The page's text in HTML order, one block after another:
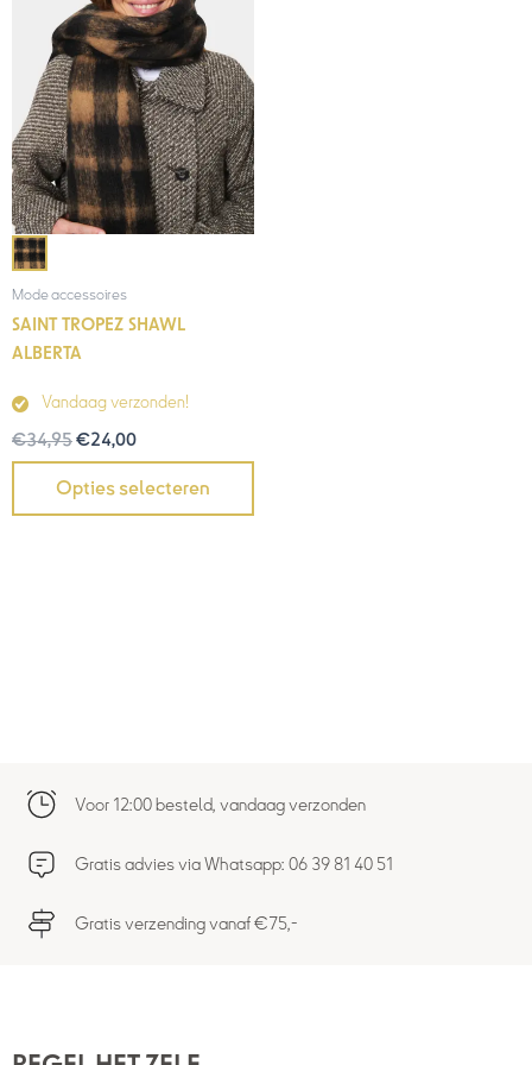
Mode accessoires
SAINT TROPEZ SHAWL
ALBERTA
Vandaag verzonden!
€34,95€24,00
Opties selecteren
Voor 12:00 besteld, vandaag verzonden
Gratis advies via Whatsapp: 06 39 81 40 51
Gratis verzending vanaf €75,-